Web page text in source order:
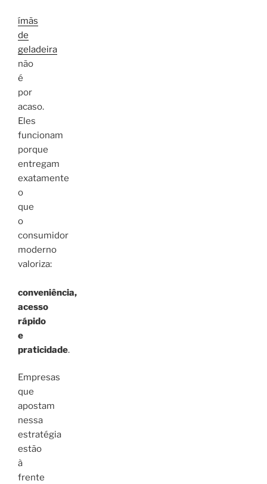
ímãs
de
geladeira
não
é
por
acaso.
Eles
funcionam
porque
entregam
exatamente
o
que
o
consumidor
moderno
valoriza:
conveniência,
acesso
rápido
e
praticidade.
Empresas
que
apostam
nessa
estratégia
estão
à
frente